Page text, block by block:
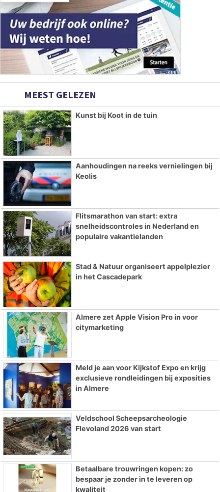
MEEST GELEZEN
Kunst bij Koot in de tuin
Aanhoudingen na reeks vernielingen bij
Keolis
Flitsmarathon van start: extra
snelheidscontroles in Nederland en
populaire vakantielanden
Stad & Natuur organiseert appelplezier
in het Cascadepark
Almere zet Apple Vision Pro in voor
citymarketing
Meld je aan voor Kijkstof Expo en krijg
exclusieve rondleidingen bij exposities
in Almere
Veldschool Scheepsarcheologie
Flevoland 2026 van start
Betaalbare trouwringen kopen: zo
bespaar je zonder in te leveren op
kwaliteit